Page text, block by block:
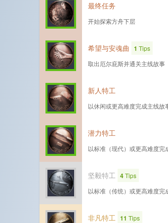
最终任务
开始探索方舟下层
希望与安魂曲 1 Tips
取出厄尔庇斯并通关主线故事
新人特工
以休闲或更高难度完成主线故
潜力特工
以标准（现代）或更高难度完
坚毅特工 4Tips
以标准（传统）或更高难度完
非凡特工 11 Tips